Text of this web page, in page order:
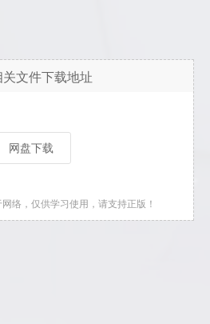
关文件下载地址
网盘下载
络，仅供学习使用，请支持正版！